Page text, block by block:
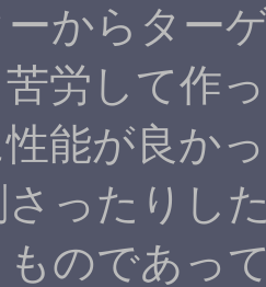
からター
労して作
能が良か
ったりし
のであっ